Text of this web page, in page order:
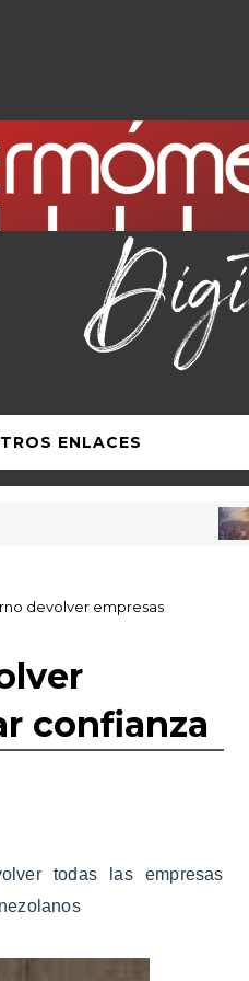
ENLACES
devolver empresas
confianza
todas las empresas